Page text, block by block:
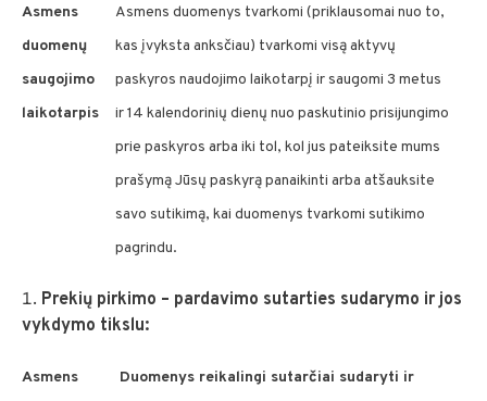
Asmens
duomenų
saugojimo
laikotarpis
Asmens duomenys tvarkomi (priklausomai nuo to,
kas įvyksta anksčiau) tvarkomi visą aktyvų
paskyros naudojimo laikotarpį ir saugomi 3 metus
ir 14 kalendorinių dienų nuo paskutinio prisijungimo
prie paskyros arba iki tol, kol jus pateiksite mums
prašymą Jūsų paskyrą panaikinti arba atšauksite
savo sutikimą, kai duomenys tvarkomi sutikimo
pagrindu.
Prekių pirkimo – pardavimo sutarties sudarymo ir jos
vykdymo tikslu:
Asmens
Duomenys reikalingi sutarčiai sudaryti ir